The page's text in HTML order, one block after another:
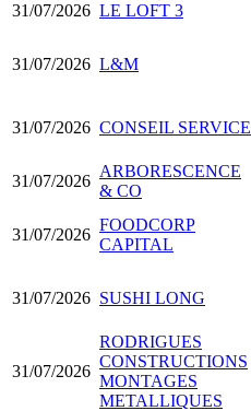
31/07/2026 LE LOFT 3
31/07/2026 L&M
31/07/2026 CONSEIL SERVICE
31/07/2026
ARBORESCENCE
& CO
31/07/2026
FOODCORP
CAPITAL
31/07/2026 SUSHI LONG
31/07/2026
RODRIGUES
CONSTRUCTIONS
MONTAGES
METALLIQUES